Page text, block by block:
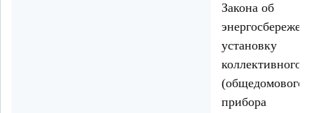
Закона об
установку
коллективного
(общедомового)
прибора